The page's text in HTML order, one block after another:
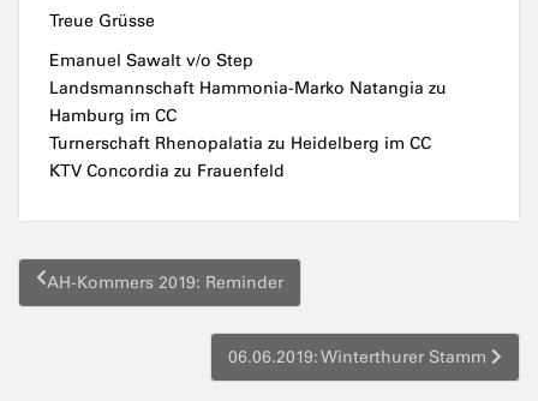
Treue Grüsse
Emanuel Sawalt v/o Step
Landsmannschaft Hammonia-Marko Natangia zu
Hamburg im CC
Turnerschaft Rhenopalatia zu Heidelberg im CC
KTV Concordia zu Frauenfeld
Beitragsnavigation
AH-Kommers 2019: Reminder
06.06.2019: Winterthurer Stamm